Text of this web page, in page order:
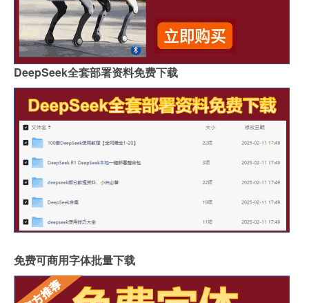
DeepSeek全套部署资料免费下载
免费可商用字体批量下载